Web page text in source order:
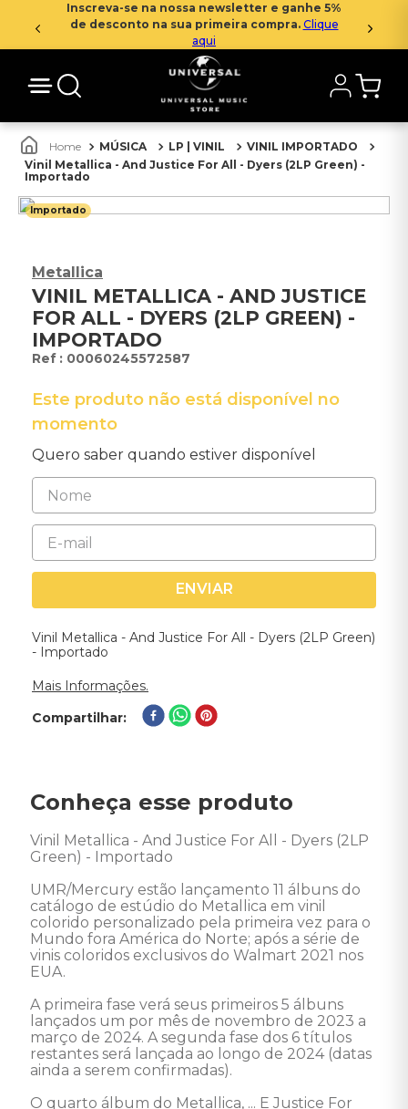
Inscreva-se na nossa newsletter e ganhe 5%
de desconto na sua primeira compra. Clique
aqui
MÚSICA LP | VINIL
VINIL IMPORTADO
Vinil Metallica - And Justice For All - Dyers (2LP Green) -
Importado
Importado
Metallica
VINIL METALLICA - AND JUSTICE
FOR ALL - DYERS (2LP GREEN) -
IMPORTADO
: 00060245572587
Este produto não está disponível no
momento
Quero saber quando estiver disponível
ENVIAR
Vinil Metallica - And Justice For All - Dyers (2LP Green)
- Importado
Mais Informações.
Compartilhar
Conheça esse produto
Vinil Metallica - And Justice For All - Dyers (2LP
Green) - Importado
UMR/Mercury estão lançamento 11 álbuns do
catálogo de estúdio do Metallica em vinil
colorido personalizado pela primeira vez para o
Mundo fora América do Norte; após a série de
vinis coloridos exclusivos do Walmart 2021 nos
EUA.
A primeira fase verá seus primeiros 5 álbuns
lançados um por mês de novembro de 2023 a
março de 2024. A segunda fase dos 6 títulos
restantes será lançada ao longo de 2024 (datas
ainda a serem confirmadas).
O quarto álbum do Metallica, ... E Justice For